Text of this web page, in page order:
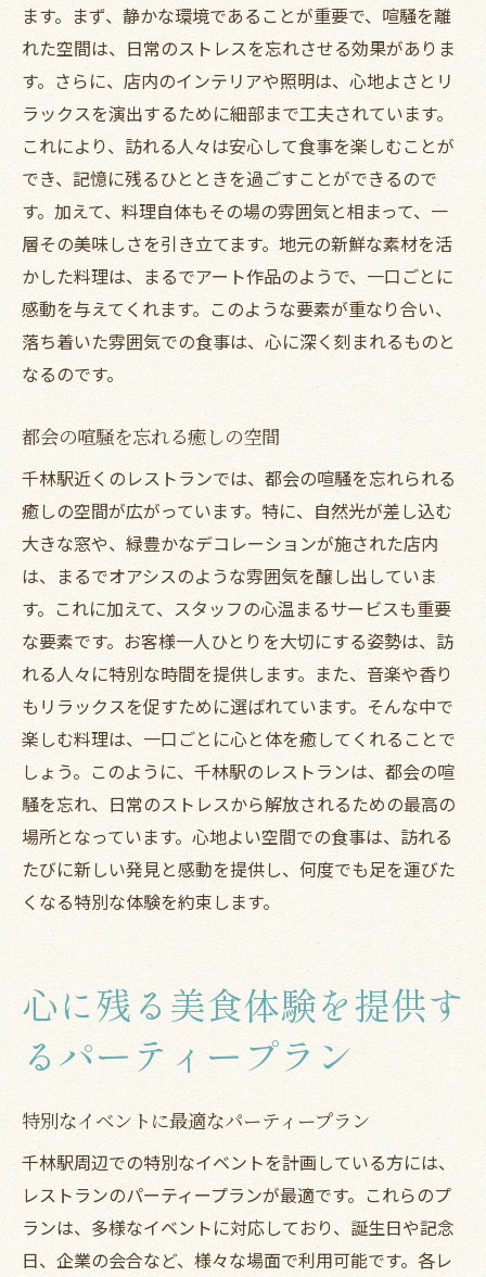
ます。まず、静かな環境であることが重要で、喧騒を離
れた空間は、日常のストレスを忘れさせる効果がありま
す。さらに、店内のインテリアや照明は、心地よさとリ
ラックスを演出するために細部まで工夫されています。
これにより、訪れる人々は安心して食事を楽しむことが
でき、記憶に残るひとときを過ごすことができるので
す。加えて、料理自体もその場の雰囲気と相まって、一
層その美味しさを引き立てます。地元の新鮮な素材を活
かした料理は、まるでアート作品のようで、一口ごとに
感動を与えてくれます。このような要素が重なり合い、
落ち着いた雰囲気での食事は、心に深く刻まれるものと
なるのです。
都会の喧騒を忘れる癒しの空間
千林駅近くのレストランでは、都会の喧騒を忘れられる
癒しの空間が広がっています。特に、自然光が差し込む
大きな窓や、緑豊かなデコレーションが施された店内
は、まるでオアシスのような雰囲気を醸し出していま
す。これに加えて、スタッフの心温まるサービスも重要
な要素です。お客様一人ひとりを大切にする姿勢は、訪
れる人々に特別な時間を提供します。また、音楽や香り
もリラックスを促すために選ばれています。そんな中で
楽しむ料理は、一口ごとに心と体を癒してくれることで
しょう。このように、千林駅のレストランは、都会の喧
騒を忘れ、日常のストレスから解放されるための最高の
場所となっています。心地よい空間での食事は、訪れる
たびに新しい発見と感動を提供し、何度でも足を運びた
くなる特別な体験を約束します。
心に残る美食体験を提供す
るパーティープラン
特別なイベントに最適なパーティープラン
千林駅周辺での特別なイベントを計画している方には、
レストランのパーティープランが最適です。これらのプ
ランは、多様なイベントに対応しており、誕生日や記念
日、企業の会合など、様々な場面で利用可能です。各レ